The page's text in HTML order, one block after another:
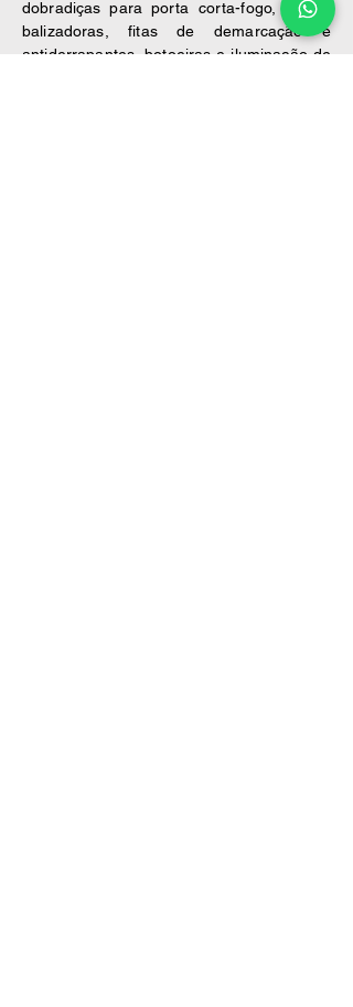
dobradiças para porta corta-fogo, placas
balizadoras, fitas de demarcação e
antiderrapantes, botoeiras e iluminação de